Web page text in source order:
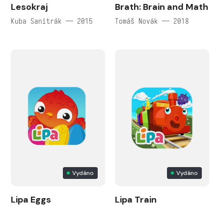
Lesokraj
Kuba Sanitrák — 2015
Brath: Brain and Math
Tomáš Novák — 2018
Vydáno
Lipa Eggs
Vydáno
Lipa Train